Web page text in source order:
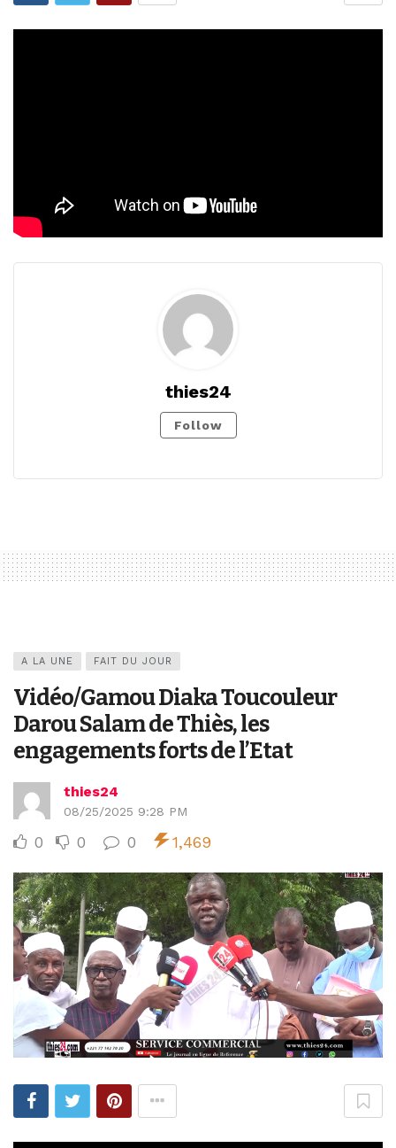
thies24
Follow
A LA UNE FAIT DU JOUR
Vidéo/Gamou Diaka Toucouleur
Darou Salam de Thiès, les
engagements forts de l’Etat
thies24
08/25/2025 9:28 PM
0 0 0 1,469